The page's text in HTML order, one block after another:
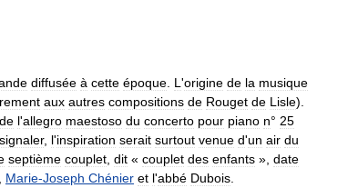
diffusée à cette époque L 'origine de la musique
aux autres compositions de Rouget de Lisle).
de l'allegro maestoso du concerto pour piano n° 25
signaler, l'inspiration serait surtout venue d'un air du
septième couplet dit « couplet des enfants », date
Marie-Joseph Chénier et l'abbé Dubois